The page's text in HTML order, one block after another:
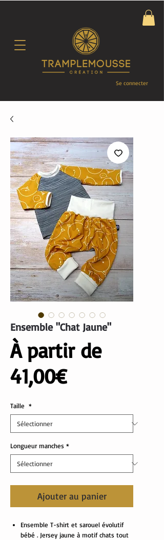
Se connecter
Ensemble "Chat Jaune"
À partir de
41,00€Prix
Taille *
Longueur manches *
Ajouter au panier
Ensemble T-shirt et sarouel évolutif
bébé . Jersey jaune à motif chats tout